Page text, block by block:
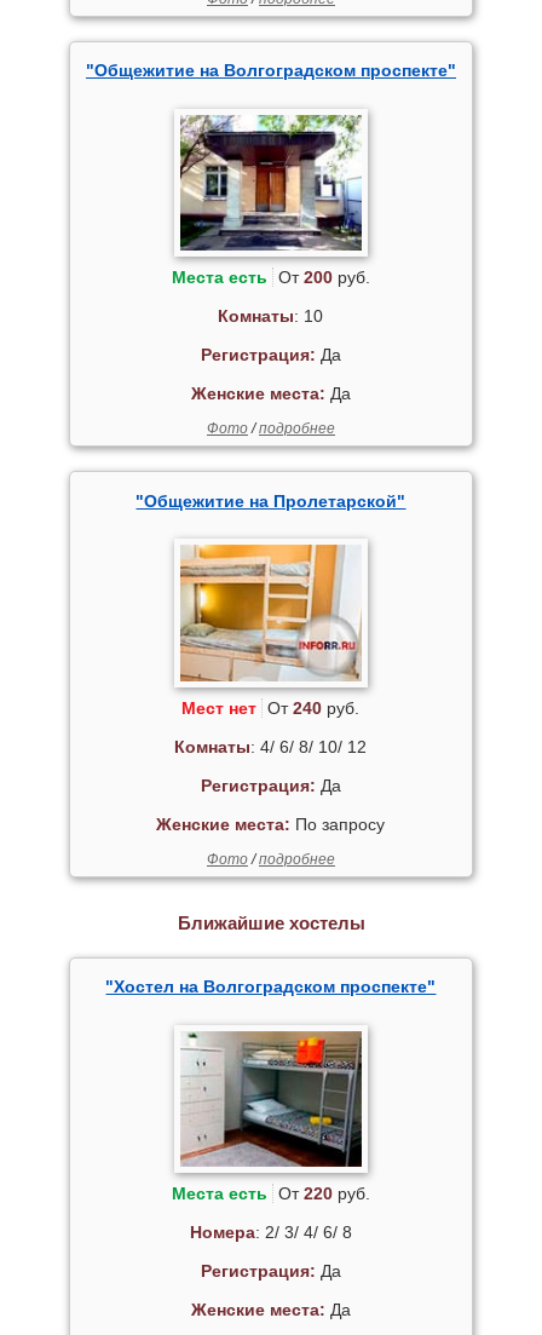
"Общежитие на Волгоградском проспекте"
Места есть От200руб.
Комнаты: 10
Регистрация: Да
Женские места: Да
Фото/подробнее
"Общежитие на Пролетарской"
Мест нет От240 руб.
Комнаты: 4/ 6/ 8/ 10/ 12
Регистрация: Да
Женские места: По запросу
Фото/подробнее
Ближайшие хостелы
"Хостел на Волгоградском проспекте"
Места есть От220руб.
Номера: 2/ 3/ 4/ 6/ 8
Регистрация: Да
Женские места: Да